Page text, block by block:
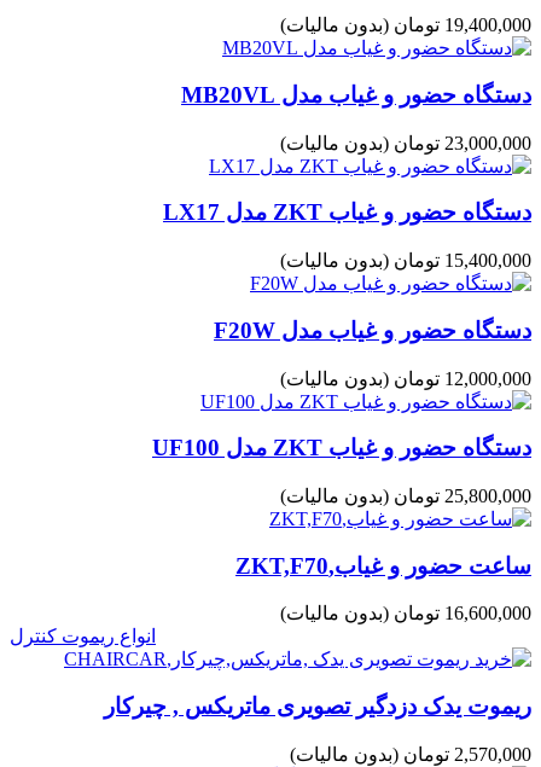
19,400,000 تومان (بدون مالیات)
دستگاه حضور و غیاب مدل MB20VL
23,000,000 تومان (بدون مالیات)
دستگاه حضور و غیاب ZKT مدل LX17
15,400,000 تومان (بدون مالیات)
دستگاه حضور و غیاب مدل F20W
12,000,000 تومان (بدون مالیات)
دستگاه حضور و غیاب ZKT مدل UF100
25,800,000 تومان (بدون مالیات)
ساعت حضور و غیاب,ZKT,F70
16,600,000 تومان
(بدون مالیات)
انواع ریموت کنترل
ریموت یدک دزدگیر تصویری ماتریکس , چیرکار
2,570,000 تومان (بدون مالیات)